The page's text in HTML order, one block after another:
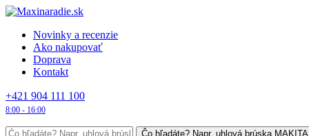
Novinky a recenzie
Ako nakupovať
Doprava
Kontakt
+421 904 111 100
8:00 - 16:00